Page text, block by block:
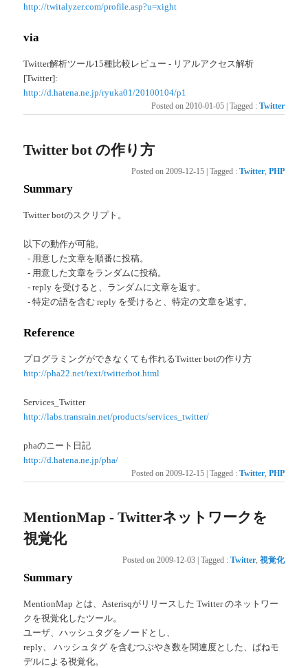
http://twitalyzer.com/profile.asp?u=xight
via
Twitter解析ツール15種比較レビュー - リアルアクセス解析
[Twitter]:
http://d.hatena.ne.jp/ryuka01/20100104/p1
Posted on 2010-01-05 | Tagged : Twitter
Twitter bot の作り方
Posted on 2009-12-15 Tagged : Twitter, PHP
Summary
Twitter botのスクリプト。
以下の動作が可能。
- 用意した文章を順番に投稿。
- 用意した文章をランダムに投稿。
- reply を受けると、ランダムに文章を返す。
- 特定の語を含む reply を受けると、特定の文章を返す。
Reference
プログラミングができなくても作れるTwitter botの作り方
http://pha22.net/text/twitterbot.html
Services_Twitter
http://labs.transrain.net/products/services_twitter/
phaのニート日記
http://d.hatena.ne.jp/pha/
Posted on 2009-12-15 | Tagged : Twitter, PHP
MentionMap - Twitterネットワークを
視覚化
Posted on 2009-12-03 Tagged : Twitter, 視覚化
Summary
MentionMap とは、Asterisqがリリースした Twitter のネットワー
クを視覚化したツール。
ユーザ、ハッシュタグをノードとし、
reply、 ハッシュタグ を含むつぶやき数を関連度とした、ばねモ
デルによる視覚化。